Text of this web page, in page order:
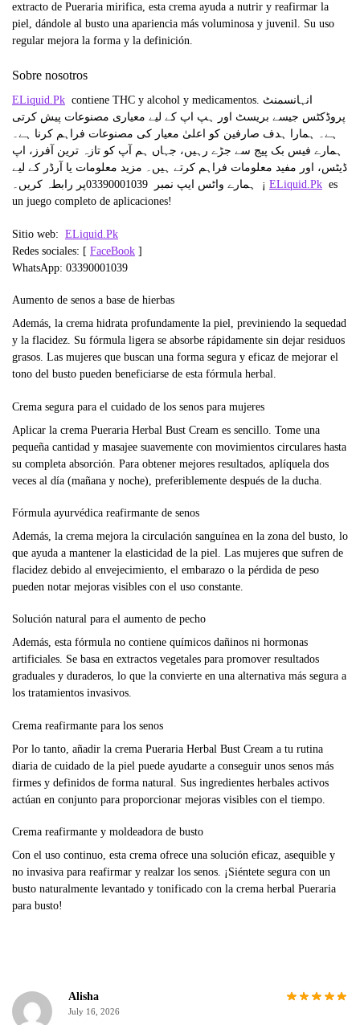
extracto de Pueraria mirifica, esta crema ayuda a nutrir y reafirmar la
piel, dándole al busto una apariencia más voluminosa y juvenil. Su uso
regular mejora la forma y la definición.
Sobre nosotros
ELiquid.Pk contiene THC y alcohol y medicamentos. انہانسمنٹ
پروڈکٹس جیسے بریسٹ اور ہپ اپ کے لیے معیاری مصنوعات پیش کرتی
ہے۔ ہمارا ہدف صارفین کو اعلیٰ معیار کی مصنوعات فراہم کرنا ہے۔
ہمارے فیس بک پیج سے جڑے رہیں، جہاں ہم آپ کو تازہ ترین آفرز، اپ
ڈیٹس، اور مفید معلومات فراہم کرتے ہیں۔ مزید معلومات یا آرڈر کے لیے
ہمارے واٹس ایپ نمبر 03390001039
پر رابطہ کریں۔ ¡ ELiquid.Pk es
un juego completo de aplicaciones!
Sitio web: ELiquid.Pk
Redes sociales: [ FaceBook ]
WhatsApp: 03390001039
Aumento de senos a base de hierbas
Además, la crema hidrata profundamente la piel, previniendo la sequedad
y la flacidez. Su fórmula ligera se absorbe rápidamente sin dejar residuos
grasos. Las mujeres que buscan una forma segura y eficaz de mejorar el
tono del busto pueden beneficiarse de esta fórmula herbal.
Crema segura para el cuidado de los senos para mujeres
Aplicar la crema Pueraria Herbal Bust Cream es sencillo. Tome una
pequeña cantidad y masajee suavemente con movimientos circulares hasta
su completa absorción. Para obtener mejores resultados, aplíquela dos
veces al día (mañana y noche), preferiblemente después de la ducha.
Fórmula ayurvédica reafirmante de senos
Además, la crema mejora la circulación sanguínea en la zona del busto, lo
que ayuda a mantener la elasticidad de la piel. Las mujeres que sufren de
flacidez debido al envejecimiento, el embarazo o la pérdida de peso
pueden notar mejoras visibles con el uso constante.
Solución natural para el aumento de pecho
Además, esta fórmula no contiene químicos dañinos ni hormonas
artificiales. Se basa en extractos vegetales para promover resultados
graduales y duraderos, lo que la convierte en una alternativa más segura a
los tratamientos invasivos.
Crema reafirmante para los senos
Por lo tanto, añadir la crema Pueraria Herbal Bust Cream a tu rutina
diaria de cuidado de la piel puede ayudarte a conseguir unos senos más
firmes y definidos de forma natural. Sus ingredientes herbales activos
actúan en conjunto para proporcionar mejoras visibles con el tiempo.
Crema reafirmante y moldeadora de busto
Con el uso continuo, esta crema ofrece una solución eficaz, asequible y
no invasiva para reafirmar y realzar los senos. ¡Siéntete segura con un
busto naturalmente levantado y tonificado con la crema herbal Pueraria
para busto!
Alisha
July 16, 2026